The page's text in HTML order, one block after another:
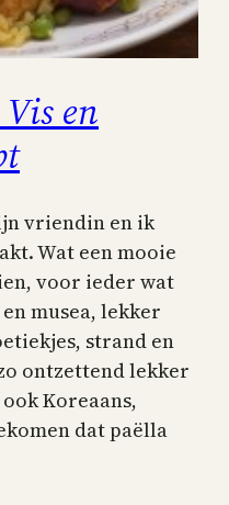
en
vriendin en ik
Wat een mooie
voor ieder wat
musea, lekker
strand en
ontzettend lekker
Koreaans,
dat paëlla